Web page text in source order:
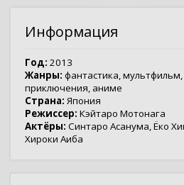
Информация
Год: 2013
Жанры: фантастика,мультфильм,
приключения, аниме
Страна: Япония
Режиссер: Кэйтаро Мотонага
Актёры: Синтаро Асанума,Ёко
Хироки Аиба